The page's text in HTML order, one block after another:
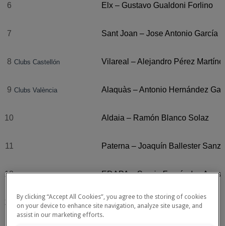
6 Elx – Gustavo Gualdoni Forlino
7 Sant Joan – Jose Antonio García
8 Clubs Castellón Vilareal – Alejandro Pérez
9 Clubs València Alaquàs – Antonio Hernández
10 Aldaia – Ramón Blanco Solaz
11 Paterna – Joaquín Ballester Sanz
12 EDAPA – Sergio Fernández Ayuso
13 Mislata – Jose Castro Rodríguez
By clicking “Accept All Cookies”, you agree to the storing of cookies
on your device to enhance site navigation, analyze site usage, and
assist in our marketing efforts.